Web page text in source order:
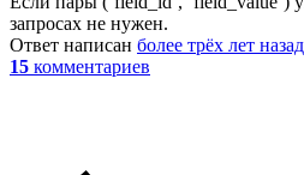
запросах не нужен.
Ответ написан более трёх лет назад
15 комментариев